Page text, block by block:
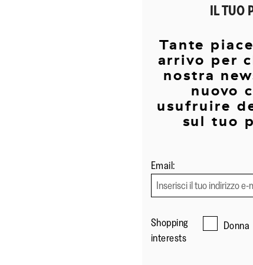
IL TUO
Tante
arrivo per
nostra
nuovo
usufruire
sul tuo
Email:
Shopping
interests
Donna